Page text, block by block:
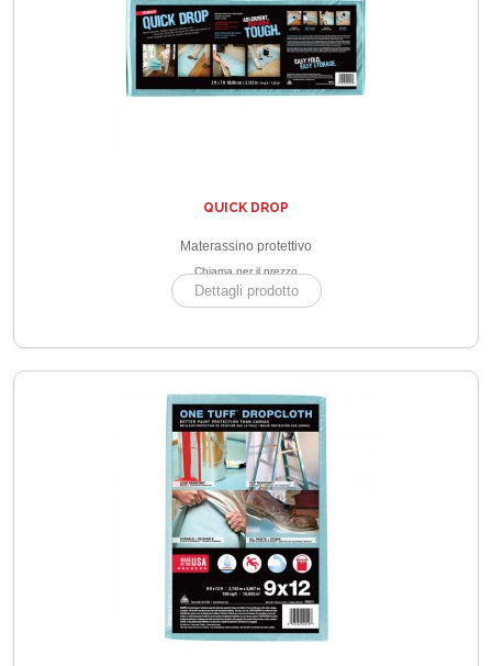
QUICK DROP
Materassino protettivo
Chiama per il prezzo
Dettagli prodotto